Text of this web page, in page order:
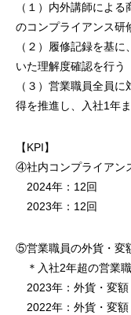
（１）内外講師によ
のコンプライアンス研
（２）履修記録を基
いた理解度確認を行う
（３）営業職員全員
得を推進し、入社1年
【KPI】
④社内コンプライアン
2024年：12回
2023年：12回
⑤営業職員の外貨・変
＊入社2年超の営業
2023年：外貨・変
2022年：外貨・変